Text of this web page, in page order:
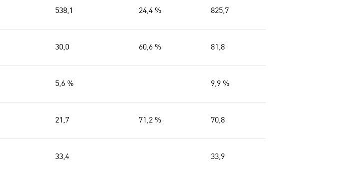
538,1 24,4 % 825,7
30,0 60,6 % 81,8
5,6 % 9,9 %
21,7 71,2 % 70,8
33,4 33,9